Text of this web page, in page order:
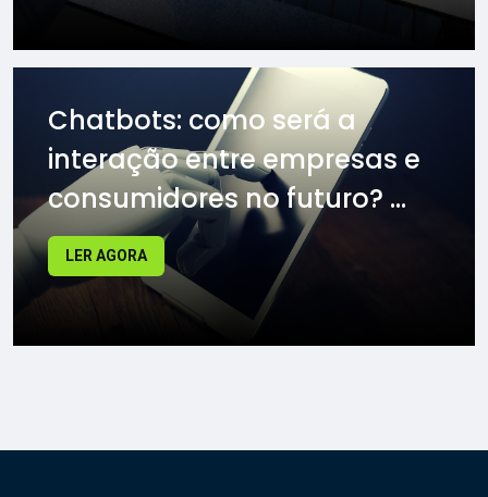
Chatbots: como será a
interação entre empresas e
consumidores no futuro? ...
LER AGORA